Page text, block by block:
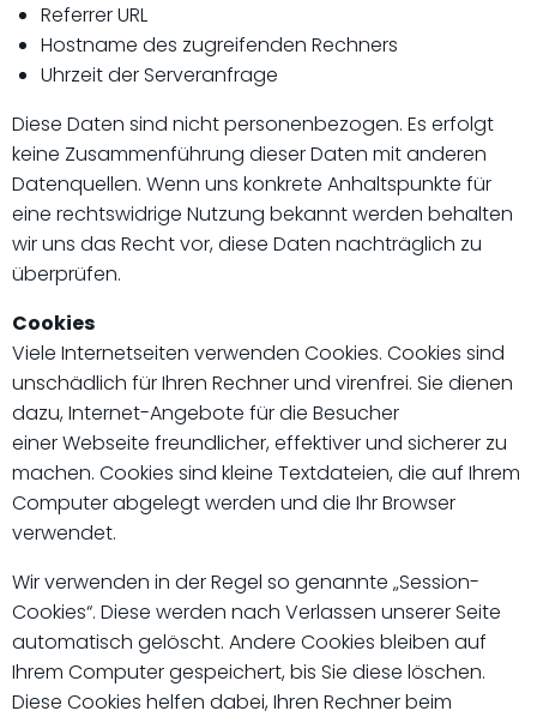
Referrer URL
Hostname des zugreifenden Rechners
Uhrzeit der Serveranfrage
Diese Daten sind nicht personenbezogen. Es erfolgt
keine Zusammenführung dieser Daten mit anderen
Datenquellen. Wenn uns konkrete Anhaltspunkte für
eine rechtswidrige Nutzung bekannt werden behalten
wir uns das Recht vor, diese Daten nachträglich zu
überprüfen.
Cookies
Viele Internetseiten verwenden Cookies. Cookies sind
unschädlich für Ihren Rechner und virenfrei. Sie dienen
dazu, Internet-Angebote für die Besucher
einer Webseite freundlicher, effektiver und sicherer zu
machen. Cookies sind kleine Textdateien, die auf Ihrem
Computer abgelegt werden und die Ihr Browser
verwendet.
Wir verwenden in der Regel so genannte „Session-
Cookies“. Diese werden nach Verlassen unserer Seite
automatisch gelöscht. Andere Cookies bleiben auf
Ihrem Computer gespeichert, bis Sie diese löschen.
Diese Cookies helfen dabei, Ihren Rechner beim